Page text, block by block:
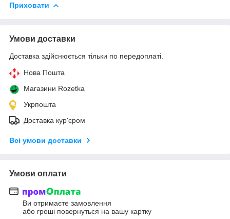
Приховати
Умови доставки
Доставка здійснюється тільки по передоплаті.
Нова Пошта
Магазини Rozetka
Укрпошта
Доставка кур'єром
Всі умови доставки
Умови оплати
Ви отримаєте замовлення
або гроші повернуться на вашу картку